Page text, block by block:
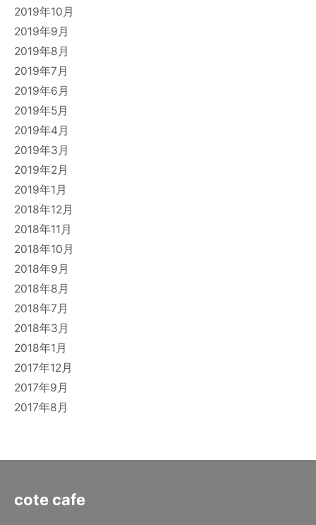
2019年10月
2019年9月
2019年8月
2019年7月
2019年6月
2019年5月
2019年4月
2019年3月
2019年2月
2019年1月
2018年12月
2018年11月
2018年10月
2018年9月
2018年8月
2018年7月
2018年3月
2018年1月
2017年12月
2017年9月
2017年8月
cote cafe